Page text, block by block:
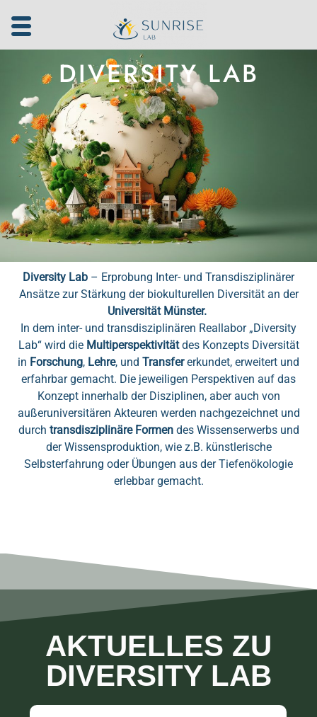
Inhalt
DIVERSITY LAB
Diversity Lab – Erprobung Inter- und Transdisziplinärer
Ansätze zur Stärkung der biokulturellen Diversität an der
Universität Münster.
In dem inter- und transdisziplinären Reallabor „Diversity
Lab“ wird die Multiperspektivitätdes Konzepts Diversität
in Forschung, Lehre, und Transfererkundet, erweitert und
erfahrbar gemacht. Die jeweiligen Perspektiven auf das
Konzept innerhalb der Disziplinen, aber auch von
außeruniversitären Akteuren werden nachgezeichnet und
durch transdisziplinäre Formen des Wissenserwerbs und
der Wissensproduktion, wie z.B. künstlerische
Selbsterfahrung oder Übungen aus der Tiefenökologie
erlebbar gemacht.
AKTUELLES ZU
DIVERSITY LAB​